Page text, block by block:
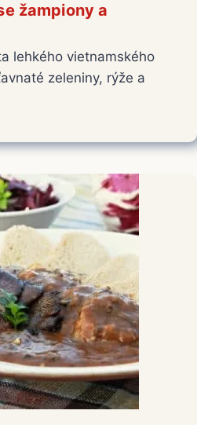
žampiony a
lehkého vietnamského
zeleniny, rýže a